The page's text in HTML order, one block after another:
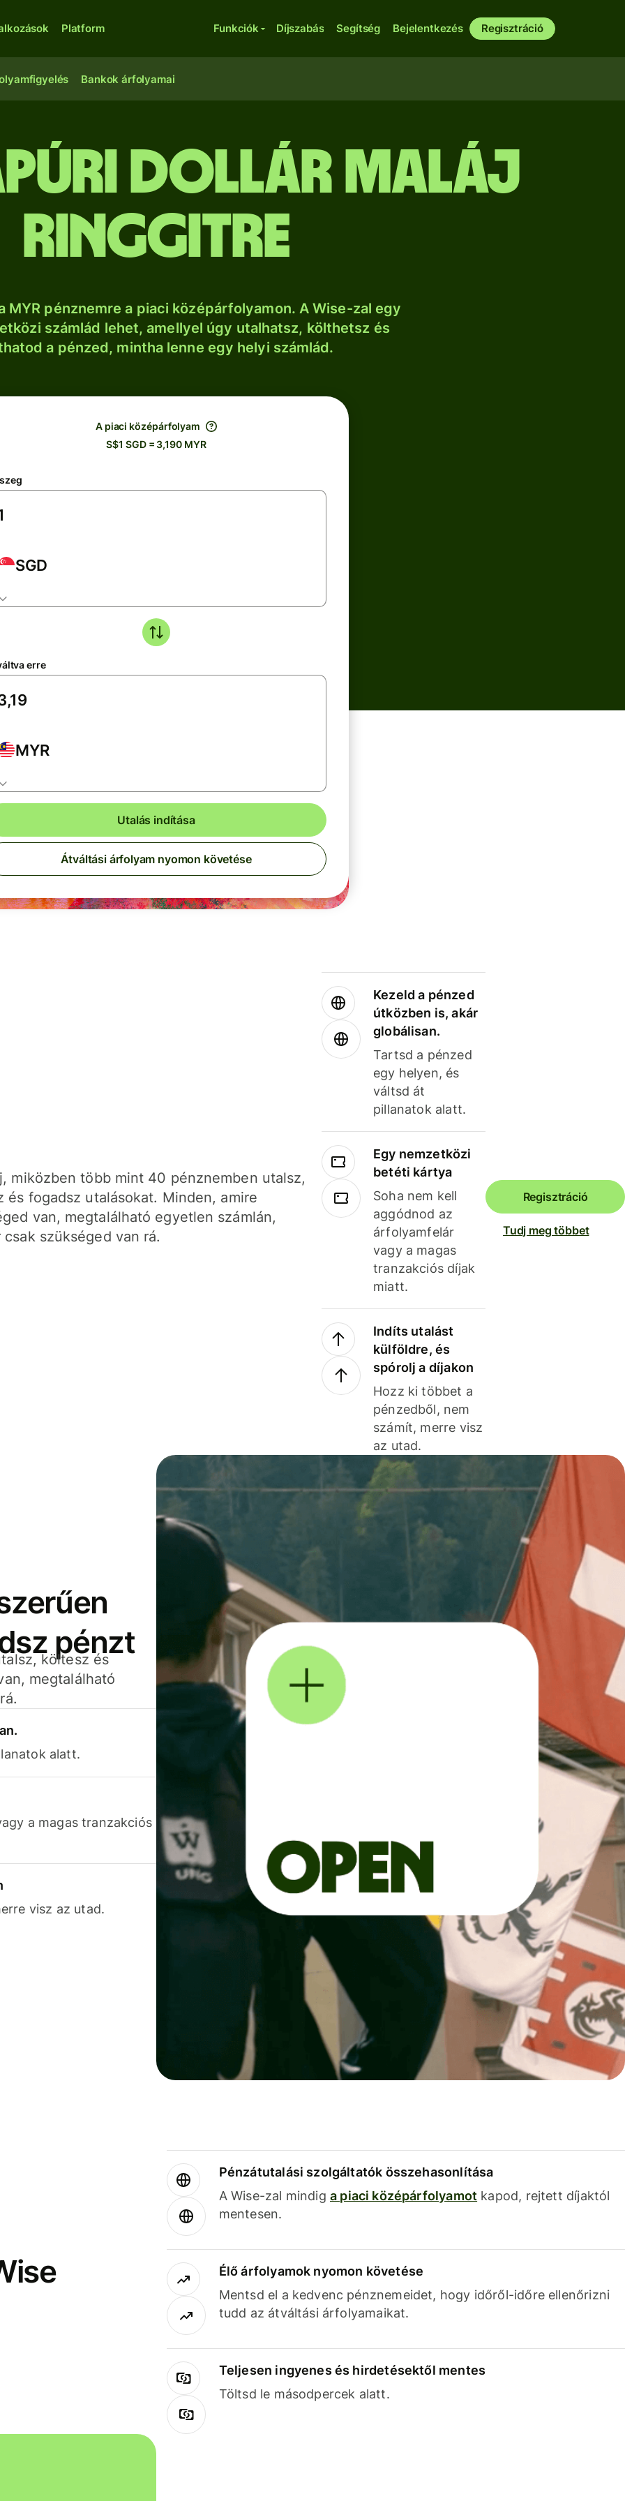
Platform Funkciók Díjszabás Segítség Bejelentkezés Regisztráció
Bankok árfolyamai
dollár maláj
ringgitre
MYR pénznemre a piaci középárfolyamon. A Wise-zal egy
számlád lehet, amellyel úgy utalhatsz, költhetsz és
a pénzed, mintha lenne egy helyi számlád.
A piaci középárfolyam
S$1 SGD = 3,190 MYR
SGD
erre
MYR
Utalás indítása
Átváltási árfolyam nyomon követése
miközben több mint 40 pénznemben utalsz,
és fogadsz utalásokat. Minden, amire
van, megtalálható egyetlen számlán,
csak szükséged van rá.
Kezeld a pénzed
útközben is, akár
globálisan.
Tartsd a pénzed
egy helyen, és
váltsd át
pillanatok alatt.
Egy nemzetközi
betéti kártya
Soha nem kell
aggódnod az
árfolyamfelár
vagy a magas
tranzakciós díjak
miatt.
Indíts utalást
külföldre, és
spórolj a díjakon
Hozz ki többet a
pénzedből, nem
számít, merre visz
az utad.
Regisztráció
Tudj meg többet
pénzt
költesz és
megtalálható
alatt.
a magas tranzakciós
visz az utad.
Pénzátutalási szolgáltatók összehasonlítása
A Wise-zal mindig a piaci középárfolyamot kapod, rejtett díjaktól
mentesen.
Élő árfolyamok nyomon követése
Mentsd el a kedvenc pénznemeidet, hogy időről-időre ellenőrizni
tudd az átváltási árfolyamaikat.
Teljesen ingyenes és hirdetésektől mentes
Töltsd le másodpercek alatt.